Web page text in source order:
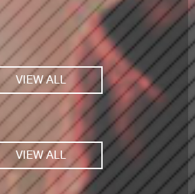
VIEW ALL
VIEW ALL